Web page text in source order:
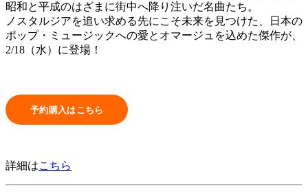
昭和と平成のはざまに街中へ降り注いだ名曲たち。
ノスタルジアを追い求める先にこそ未来を見つけた、日本の
ポップ・ミュージックへの愛とオマージュを込めた傑作が、
2/18（水）に登場！
詳細はこちら